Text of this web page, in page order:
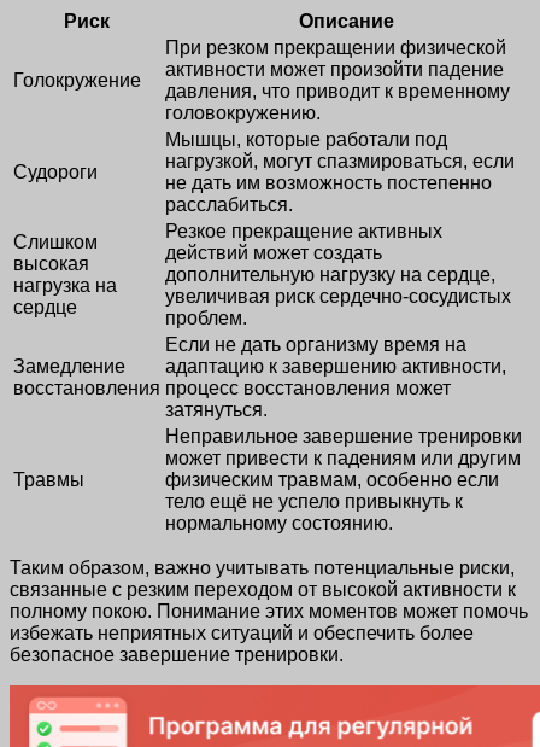
Риск Описание
Голокружение
При резком прекращении физической
активности может произойти падение
давления, что приводит к временному
головокружению.
Судороги
Мышцы, которые работали под
нагрузкой, могут спазмироваться, если
не дать им возможность постепенно
расслабиться.
Слишком
высокая
нагрузка на
сердце
Резкое прекращение активных
действий может создать
дополнительную нагрузку на сердце,
увеличивая риск сердечно-сосудистых
проблем.
Замедление
восстановления
Если не дать организму время на
адаптацию к завершению активности,
процесс восстановления может
затянуться.
Травмы
Неправильное завершение тренировки
может привести к падениям или другим
физическим травмам, особенно если
тело ещё не успело привыкнуть к
нормальному состоянию.
Таким образом, важно учитывать потенциальные риски,
связанные с резким переходом от высокой активности к
полному покою. Понимание этих моментов может помочь
избежать неприятных ситуаций и обеспечить более
безопасное завершение тренировки.